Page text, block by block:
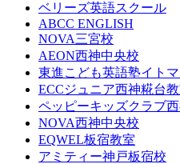
ベリーズ英語スクール
ABCC ENGLISH
NOVA三宮校
AEON西神中央校
東進こども英語塾イト
ECCジュニア西神糀台
ペッピーキッズクラブ
NOVA西神中央校
EQWEL板宿教室
アミティー神戸板宿校